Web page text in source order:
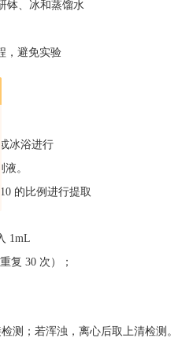
钵、冰和蒸馏水
，避免实验
冰浴进行
。
的比例进行提取
1mL
复 30 次）；
测；若浑浊，离心后取上清检测。